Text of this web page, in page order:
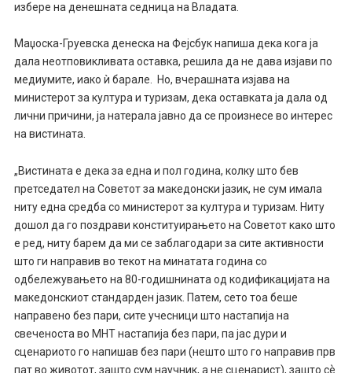
избере на денешната седница на Владата.
Маџоска-Груевска денеска на Фејсбук напиша дека кога ја
дала неотповикливата оставка, решила да не дава изјави по
медиумите, иако ѝ барале. Но, вчерашната изјава на
министерот за култура и туризам, дека оставката ја дала од
лични причини, ја натерала јавно да се произнесе во интерес
на вистината.
„Вистината е дека за една и пол година, колку што бев
претседател на Советот за македонски јазик, не сум имала
ниту една средба со министерот за култура и туризам. Ниту
дошол да го поздрави конституирањето на Советот како што
е ред, ниту барем да ми се заблагодари за сите активности
што ги направив во текот на минатата година со
одбележувањето на 80-годишнината од кодификацијата на
македонскиот стандарден јазик. Патем, сето тоа беше
направено без пари, сите учесници што настапија на
свеченоста во МНТ настапија без пари, па јас дури и
сценариото го напишав без пари (нешто што го направив прв
пат во животот, зашто сум научник, а не сценарист), зашто сѐ